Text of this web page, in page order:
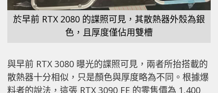
於早前 RTX 2080 的諜照可見，其散熱器外殼為銀
色，且厚度僅佔用雙槽
與早前 RTX 3080 曝光的諜照可見，兩者所抬搭載的
散熱器十分相似，只是顏色與厚度略為不同。根據爆
料者的說法，這張 RTX 3090 FE 的零售價為 1,400